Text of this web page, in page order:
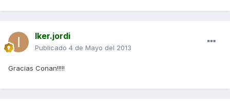
Iker.jordi
Publicado 4 de Mayo del 2013
Gracias Conan!!!!!